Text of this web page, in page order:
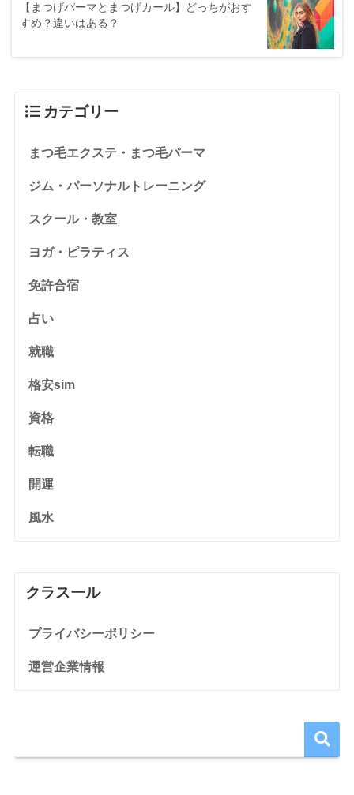
【まつげパーマとまつげカール】どっちがおす
すめ？違いはある？
カテゴリー
まつ毛エクステ・まつ毛パーマ
ジム・パーソナルトレーニング
スクール・教室
ヨガ・ピラティス
免許合宿
占い
就職
格安sim
資格
転職
開運
風水
クラスール
プライバシーポリシー
運営企業情報